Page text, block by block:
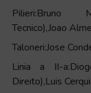
Pilieri:Bruno
Tecnico),Joao
Taloneri:Jose
Linia a II-
Direito),Luis